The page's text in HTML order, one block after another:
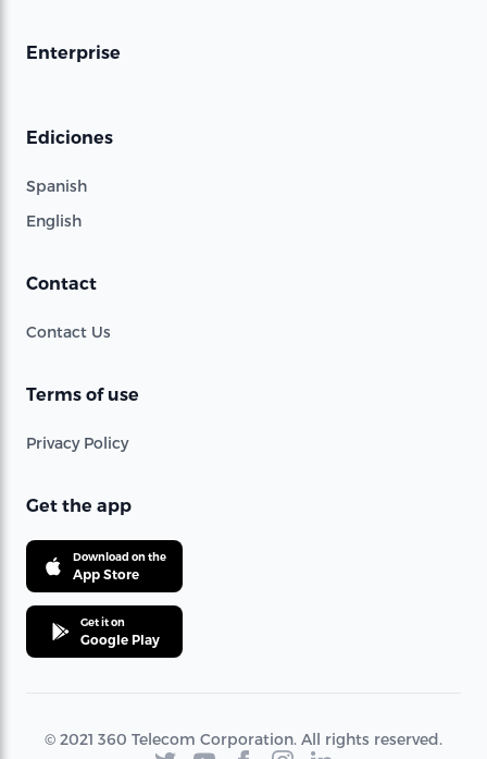
Enterprise
Ediciones
Spanish
English
Contact
Contact Us
Terms of use
Privacy Policy
Get the app
Download on the
App Store
Get it on
Google Play
© 2021 360 Telecom Corporation. All rights reserved.